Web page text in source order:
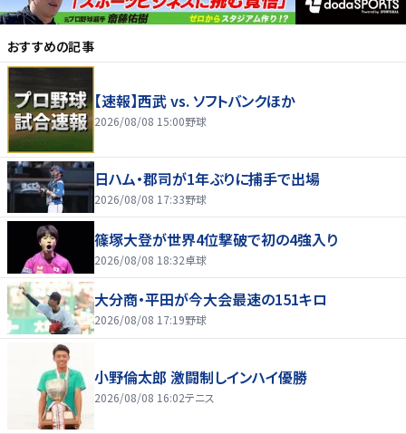
おすすめの記事
【速報】西武 vs. ソフトバンクほか
2026/08/08 15:00野球
日ハム・郡司が1年ぶりに捕手で出場
2026/08/08 17:33野球
篠塚大登が世界4位撃破で初の4強入り
2026/08/08 18:32卓球
大分商・平田が今大会最速の151キロ
2026/08/08 17:19野球
小野倫太郎 激闘制しインハイ優勝
2026/08/08 16:02テニス